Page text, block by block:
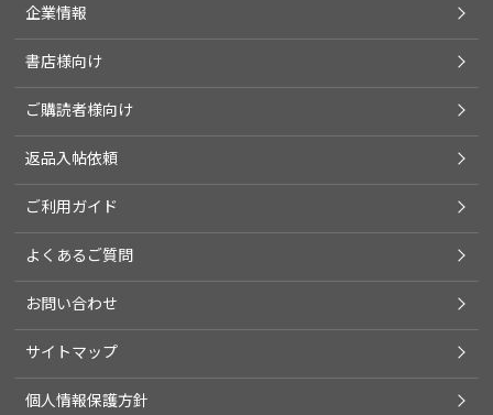
企業情報
書店様向け
ご購読者様向け
返品入帖依頼
ご利用ガイド
よくあるご質問
お問い合わせ
サイトマップ
個人情報保護方針